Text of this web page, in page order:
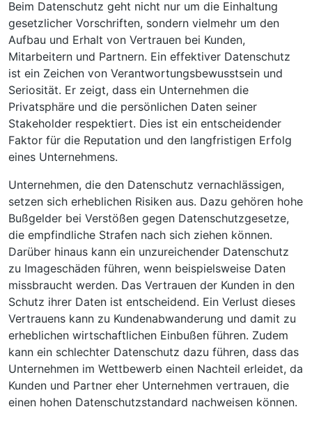
Beim Datenschutz geht nicht nur um die Einhaltung
gesetzlicher Vorschriften, sondern vielmehr um den
Aufbau und Erhalt von Vertrauen bei Kunden,
Mitarbeitern und Partnern. Ein effektiver Datenschutz
ist ein Zeichen von Verantwortungsbewusstsein und
Seriosität. Er zeigt, dass ein Unternehmen die
Privatsphäre und die persönlichen Daten seiner
Stakeholder respektiert. Dies ist ein entscheidender
Faktor für die Reputation und den langfristigen Erfolg
eines Unternehmens.
Unternehmen, die den Datenschutz vernachlässigen,
setzen sich erheblichen Risiken aus. Dazu gehören hohe
Bußgelder bei Verstößen gegen Datenschutzgesetze,
die empfindliche Strafen nach sich ziehen können.
Darüber hinaus kann ein unzureichender Datenschutz
zu Imageschäden führen, wenn beispielsweise Daten
missbraucht werden. Das Vertrauen der Kunden in den
Schutz ihrer Daten ist entscheidend. Ein Verlust dieses
Vertrauens kann zu Kundenabwanderung und damit zu
erheblichen wirtschaftlichen Einbußen führen. Zudem
kann ein schlechter Datenschutz dazu führen, dass das
Unternehmen im Wettbewerb einen Nachteil erleidet, da
Kunden und Partner eher Unternehmen vertrauen, die
einen hohen Datenschutzstandard nachweisen können.